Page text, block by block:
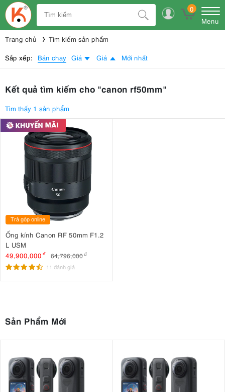
0
Menu
Trang chủ Tìm kiếm sản phẩm
Sắp xếp: Bán chạy Giá Giá Mới nhất
Kết quả tìm kiếm cho "canon rf50mm"
Tìm thấy 1 sản phẩm
Trả góp online
Ống kính Canon RF 50mm F1.2
L USM
49,900,000 đ 64,796,000đ
11 đánh giá
Sản Phẩm Mới